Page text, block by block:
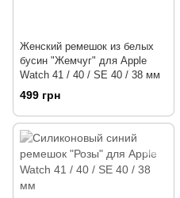
Женский ремешок из белых
бусин "Жемчуг" для Apple
Watch 41 / 40 / SE 40 / 38 мм
499 грн